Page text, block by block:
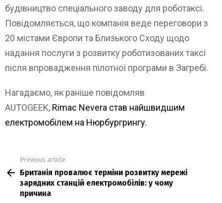
будівництво спеціального заводу для роботаксі.
Повідомляється, що компанія веде переговори з
20 містами Європи та Близького Сходу щодо
надання послуги з розвитку роботизованих таксі
після впровадження пілотної програми в Загребі.
Нагадаємо, як раніше повідомляв
AUTOGEEK, Rimac Nevera став найшвидшим
електромобілем на Нюрбургрингу.
more
Previous article
Британія провалює терміни розвитку мережі
зарядних станцій електромобілів: у чому
причина